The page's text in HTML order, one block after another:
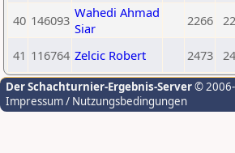
40 146093 Wahedi Ahmad
Siar
2266
41 116764 Zelcic Robert 2473
Der Schachturnier-Ergebnis-Server©
Impressum / Nutzungsbedingungen